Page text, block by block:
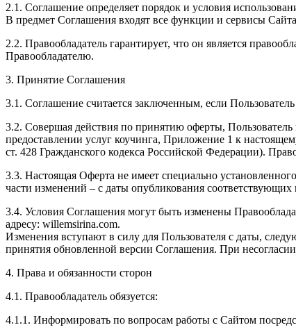
2.1. Соглашение определяет порядок и условия
В предмет Соглашения входят все функции и сервисы
2.2. Правообладатель гарантирует, что он является
Правообладателю.
3. Принятие Соглашения
3.1. Соглашение считается заключенным, если
3.2. Совершая действия по принятию оферты,
предоставлении услуг коучинга, Приложение 1 к
ст. 428 Гражданского кодекса Российской Федерации).
3.3. Настоящая Оферта не имеет специально
части изменений – с даты опубликования
3.4. Условия Соглашения могут быть изменены
адресу: willemsirina.com.
Изменения вступают в силу для Пользователя с даты,
принятия обновленной версии Соглашения. При
4. Права и обязанности сторон
4.1. Правообладатель обязуется:
4.1.1. Информировать по вопросам работы с Сайтом